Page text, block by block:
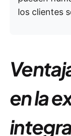
los clientes
en la